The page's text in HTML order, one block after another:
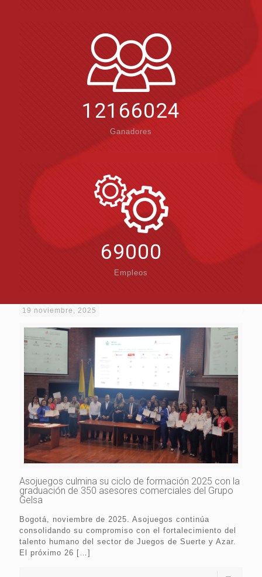
12166024
Ganadores
69000
Empleos
19 noviembre, 2025
Asojuegos culmina su ciclo de formación 2025 con la
graduación de 350 asesores comerciales del Grupo
Gelsa
Bogotá, noviembre de 2025. Asojuegos continúa
consolidando su compromiso con el fortalecimiento del
talento humano del sector de Juegos de Suerte y Azar.
El próximo 26 […]